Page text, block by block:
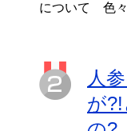
について 色
人
が